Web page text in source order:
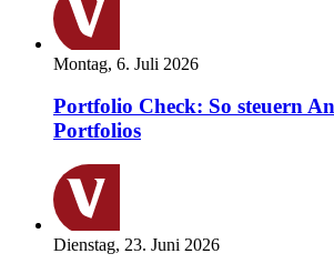
Montag, 6. Juli 2026
Portfolio Check: So steuern
Portfolios
Dienstag, 23. Juni 2026